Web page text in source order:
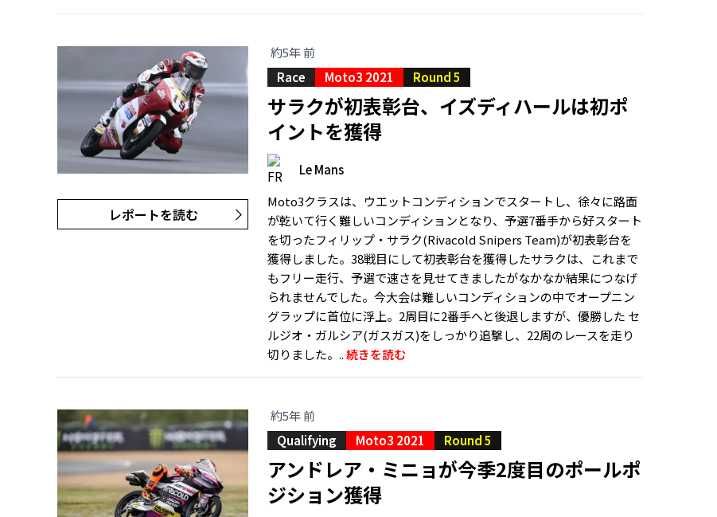
レポートを読む
約5年 前
Race
Moto3 2021 Round 5
サラクが初表彰台、イズディハールは初ポ
イントを獲得
Le Mans
Moto3クラスは、ウエットコンディションでスタートし、徐々に路面
が乾いて行く難しいコンディションとなり、予選7番手から好スタート
を切ったフィリップ・サラク(Rivacold Snipers Team)が初表彰台を
獲得しました。38戦目にして初表彰台を獲得したサラクは、これまで
もフリー走行、予選で速さを見せてきましたがなかなか結果につなげ
られませんでした。今大会は難しいコンディションの中でオープニン
グラップに首位に浮上。2周目に2番手へと後退しますが、優勝した セ
ルジオ・ガルシア(ガスガス)をしっかり追撃し、22周のレースを走り
切りました。..続きを読む
約5年 前
Qualifying
Moto3 2021 Round 5
アンドレア・ミニョが今季2度目のポールポ
ジション獲得